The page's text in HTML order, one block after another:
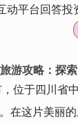
动平台回答投
略：探索自然
位于四川省
在这片美丽